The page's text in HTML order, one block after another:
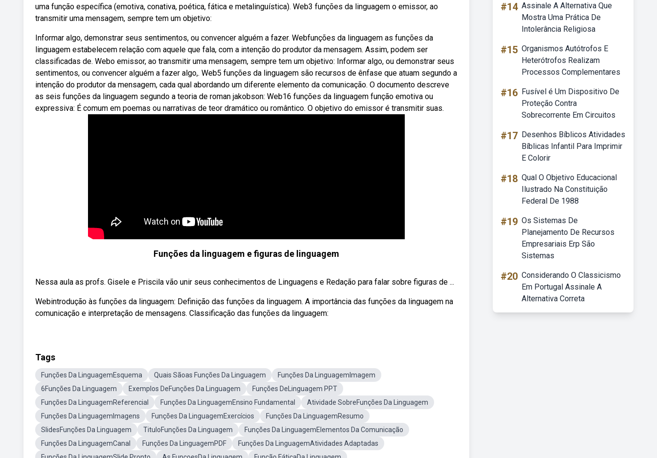
uma função específica (emotiva, conativa, poética, fática e metalinguística). Web3 funções da linguagem o emissor, ao
transmitir uma mensagem, sempre tem um objetivo:
Informar algo, demonstrar seus sentimentos, ou convencer alguém a fazer. Webfunções da linguagem as funções da
linguagem estabelecem relação com aquele que fala, com a intenção do produtor da mensagem. Assim, podem ser
classificadas de. Webo emissor, ao transmitir uma mensagem, sempre tem um objetivo: Informar algo, ou demonstrar seus
sentimentos, ou convencer alguém a fazer algo,. Web5 funções da linguagem são recursos de ênfase que atuam segundo a
intenção do produtor da mensagem, cada qual abordando um diferente elemento da comunicação. O documento descreve
as seis funções da linguagem segundo a teoria de roman jakobson: Web16 funções da linguagem função emotiva ou
expressiva: É comum em poemas ou narrativas de teor dramático ou romântico. O objetivo do emissor é transmitir suas.
Funções da linguagem e figuras de linguagem
Nessa aula as profs. Gisele e Priscila vão unir seus conhecimentos de Linguagens e Redação para falar sobre figuras de ...
Webintrodução às funções da linguagem: Definição das funções da linguagem. A importância das funções da linguagem na
comunicação e interpretação de mensagens. Classificação das funções da linguagem:
Tags
Funções Da LinguagemEsquema Quais Sãoas Funções Da Linguagem
Funções Da LinguagemImagem
6Funções Da Linguagem
Exemplos DeFunções Da Linguagem
Funções DeLinguagem PPT
Funções Da LinguagemReferencial
Funções Da LinguagemEnsino Fundamental
Atividade SobreFunções Da Linguagem
Funções Da LinguagemImagens
Funções Da LinguagemExercícios
Funções Da LinguagemResumo
SlidesFunções Da Linguagem
TituloFunções Da Linguagem
Funções Da LinguagemElementos Da Comunicação
Funções Da LinguagemCanal
Funções Da LinguagemPDF
Funções Da LinguagemAtividades Adaptadas
#14 Assinale A Alternativa Que
Mostra Uma Prática De
Intolerância Religiosa
#15 Organismos Autótrofos E
Heterótrofos Realizam
Processos Complementares
#16 Fusível é Um Dispositivo De
Proteção Contra
Sobrecorrente Em Circuitos
#17 Desenhos Bíblicos Atividades
Bíblicas Infantil Para Imprimir
E Colorir
#18 Qual O Objetivo Educacional
Ilustrado Na Constituição
Federal De 1988
#19 Os Sistemas De
Planejamento De Recursos
Empresariais Erp São
Sistemas
#20 Considerando O Classicismo
Em Portugal Assinale A
Alternativa Correta